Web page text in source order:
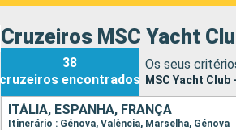
Cruzeiros MSC Yacht
38
cruzeiros encontrados
Os seus
MSC Yacht Club
ITÁLIA, ESPANHA, FRANÇA
Itinerário : Génova, Valência, Marselha, Génova